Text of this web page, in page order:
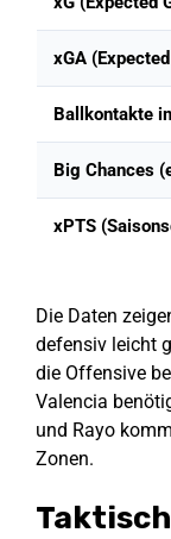
xGA
Ballkontakte
Big Chances
xPTS
Die Daten
defensiv leicht
die Offensive
Valencia
und Rayo
Zonen.